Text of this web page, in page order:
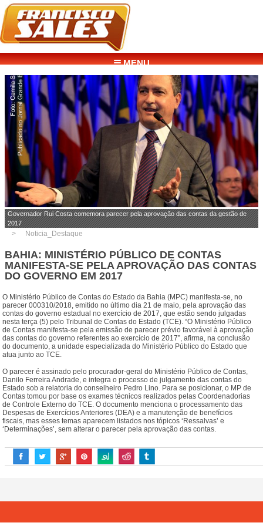
☰ MENU
Governador Rui Costa comemora parecer pela aprovação das contas da gestão de
2017
Noticia_Destaque
BAHIA: MINISTÉRIO PÚBLICO DE CONTAS
MANIFESTA-SE PELA APROVAÇÃO DAS CONTAS
DO GOVERNO EM 2017
O Ministério Público de Contas do Estado da Bahia (MPC) manifesta-se, no
parecer 000310/2018, emitido no último dia 21 de maio, pela aprovação das
contas do governo estadual no exercício de 2017, que estão sendo julgadas
nesta terça (5) pelo Tribunal de Contas do Estado (TCE). “O Ministério Público
de Contas manifesta-se pela emissão de parecer prévio favorável à aprovação
das contas do governo referentes ao exercício de 2017”, afirma, na conclusão
do documento, a unidade especializada do Ministério Público do Estado que
atua junto ao TCE.
O parecer é assinado pelo procurador-geral do Ministério Público de Contas,
Danilo Ferreira Andrade, e integra o processo de julgamento das contas do
Estado sob a relatoria do conselheiro Pedro Lino. Para se posicionar, o MP de
Contas tomou por base os exames técnicos realizados pelas Coordenadorias
de Controle Externo do TCE. O documento menciona o processamento das
Despesas de Exercícios Anteriores (DEA) e a manutenção de benefícios
fiscais, mas esses temas aparecem listados nos tópicos ‘Ressalvas’ e
‘Determinações’, sem alterar o parecer pela aprovação das contas.